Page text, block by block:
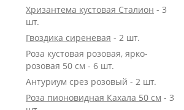
Хризантема кустовая Сталион - 3
шт.
Гвоздика сиреневая - 2 шт.
Роза кустовая розовая, ярко-
розовая 50 см - 6 шт.
Антуриум срез розовый - 2 шт.
Роза пионовидная Кахала 50 см - 3